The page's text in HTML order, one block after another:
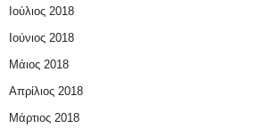
Ιούλιος 2018
Ιούνιος 2018
Μάιος 2018
Απρίλιος 2018
Μάρτιος 2018